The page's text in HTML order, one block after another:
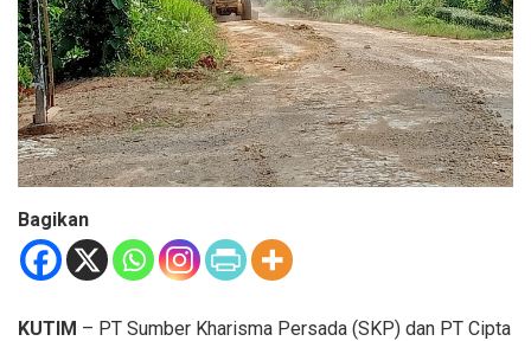
Bagikan
KUTIM – PT Sumber Kharisma Persada (SKP) dan PT Cipta